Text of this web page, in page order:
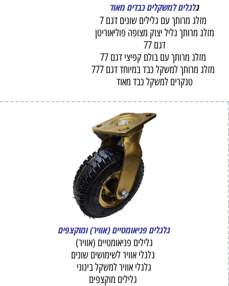
גלגלים למשקלים כבדים מאוד
מזלג מרותך עם גלילים שונים דגם 7
מזלג מרותך גליל יצוק מצופה פוליאוריטן
דגם 77
מזלג מרותך עם בולם קפיצי דגם 77
מזלג מרותך למשקל כבד במיוחד דגם 777
טנקרים למשקל כבד מאוד
גלגלים פניאומטיים (אוויר) ומוקצפים
גלילים פניאומטיים (אוויר)
גלגלי אוויר לשימושים שונים
גלגלי אוויר למשקל בינוני
גלילים מוקצפים